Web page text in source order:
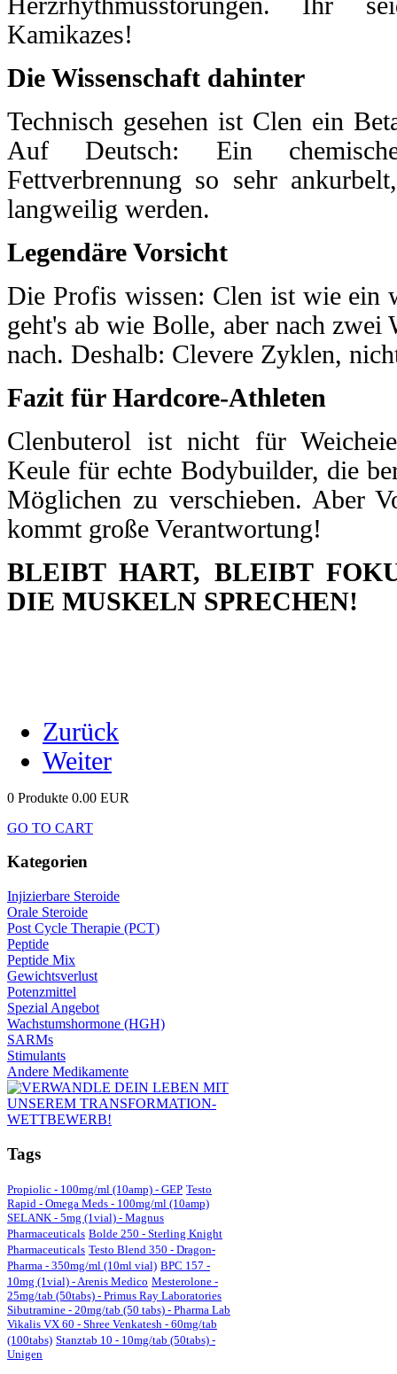
Kamikazes!
Die Wissenschaft dahinter
Technisch gesehen ist Clen ein
Auf Deutsch: Ein
Fettverbrennung so sehr
langweilig werden.
Legendäre Vorsicht
Die Profis wissen: Clen ist wie ein
geht's ab wie Bolle, aber nach zwei
nach. Deshalb: Clevere Zyklen,
Fazit für Hardcore-Athleten
Clenbuterol ist nicht für
Keule für echte Bodybuilder, die
Möglichen zu verschieben. Aber
kommt große Verantwortung!
BLEIBT HART, BLEIBT
DIE MUSKELN SPRECHEN!
Zurück
Weiter
0 Produkte 0.00 EUR
GO TO CART
Kategorien
Injizierbare Steroide
Orale Steroide
Post Cycle Therapie (PCT)
Peptide
Peptide Mix
Gewichtsverlust
Potenzmittel
Spezial Angebot
Wachstumshormone (HGH)
SARMs
Stimulants
Andere Medikamente
Tags
Propiolic - 100mg/ml (10amp) - GEP Testo
Rapid - Omega Meds - 100mg/ml (10amp)
SELANK - 5mg (1vial) - Magnus
Pharmaceuticals Bolde 250 - Sterling Knight
Pharmaceuticals Testo Blend 350 - Dragon-
Pharma - 350mg/ml (10ml vial) BPC 157 -
10mg (1vial) - Arenis Medico Mesterolone -
25mg/tab (50tabs) - Primus Ray Laboratories
Sibutramine - 20mg/tab (50 tabs) - Pharma Lab
Vikalis VX 60 - Shree Venkatesh - 60mg/tab
(100tabs) Stanztab 10 - 10mg/tab (50tabs) -
Unigen